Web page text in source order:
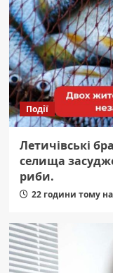
Події
Летичівські
селища
риби.
22 години тому